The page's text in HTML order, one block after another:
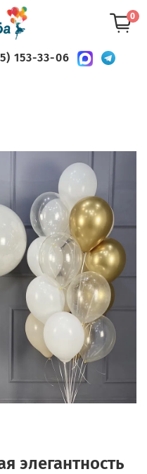
0
153-33-06
элегантность